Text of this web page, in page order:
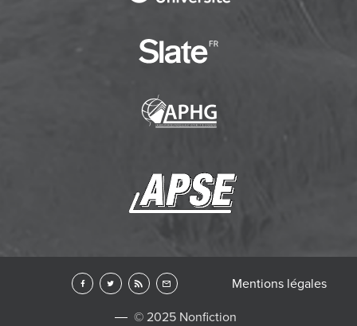
© 2025 Nonfiction
Mentions légales